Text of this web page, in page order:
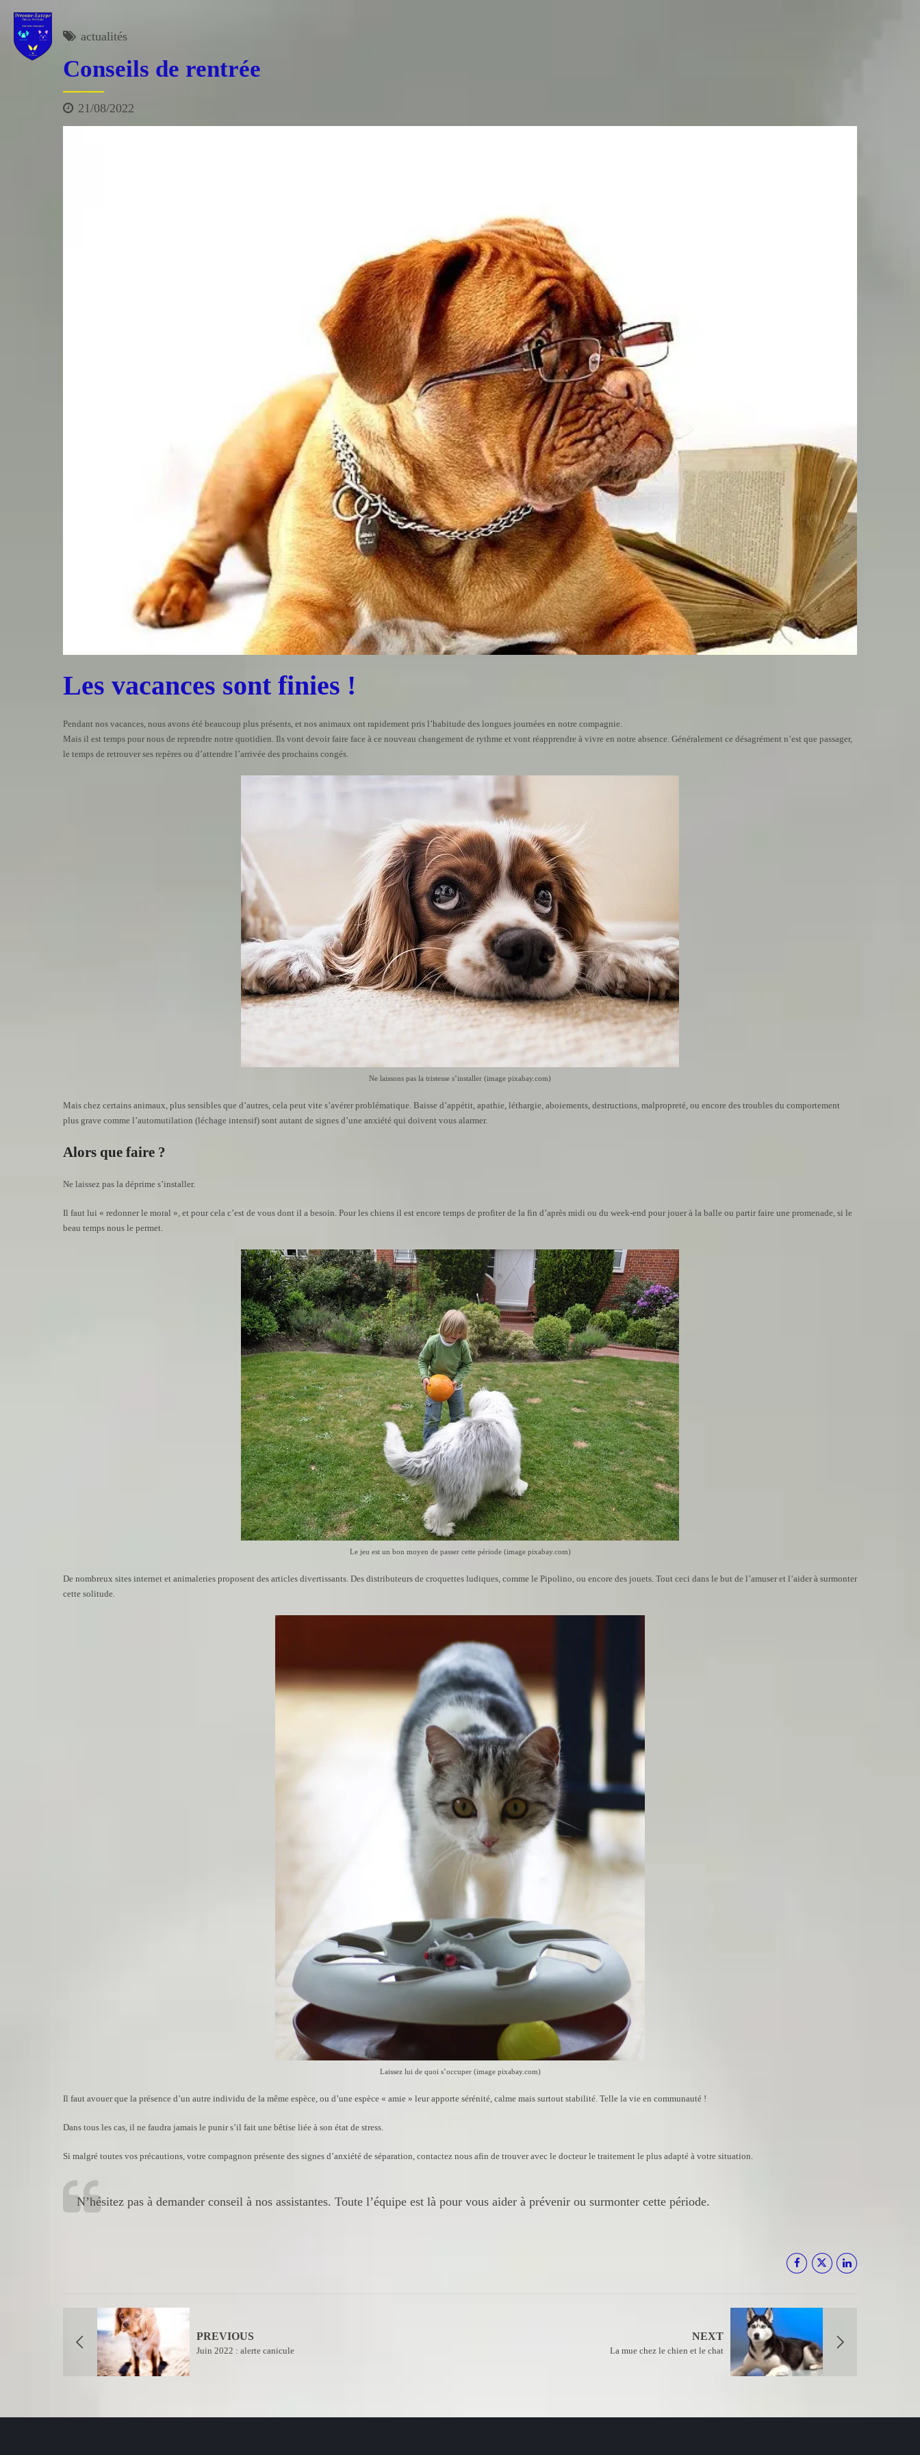
actualités
Conseils de rentrée
21/08/2022
Les vacances sont finies !
Pendant nos vacances, nous avons été beaucoup plus présents, et nos animaux ont rapidement pris l’habitude des longues journées en notre compagnie.
Mais il est temps pour nous de reprendre notre quotidien. Ils vont devoir faire face à ce nouveau changement de rythme et vont réapprendre à vivre en notre absence. Généralement ce désagrément n’est que passager,
le temps de retrouver ses repères ou d’attendre l’arrivée des prochains congés.
Ne laissons pas la tristesse s’installer (image pixabay.com)
Mais chez certains animaux, plus sensibles que d’autres, cela peut vite s’avérer problématique. Baisse d’appétit, apathie, léthargie, aboiements, destructions, malpropreté, ou encore des troubles du comportement
plus grave comme l’automutilation (léchage intensif) sont autant de signes d’une anxiété qui doivent vous alarmer.
Alors que faire ?
Ne laissez pas la déprime s’installer.
Il faut lui « redonner le moral », et pour cela c’est de vous dont il a besoin. Pour les chiens il est encore temps de profiter de la fin d’après midi ou du week-end pour jouer à la balle ou partir faire une promenade, si le
beau temps nous le permet.
Le jeu est un bon moyen de passer cette période (image pixabay.com)
De nombreux sites internet et animaleries proposent des articles divertissants. Des distributeurs de croquettes ludiques, comme le Pipolino, ou encore des jouets. Tout ceci dans le but de l’amuser et l’aider à surmonter
cette solitude.
Laissez lui de quoi s’occuper (image pixabay.com)
Il faut avouer que la présence d’un autre individu de la même espèce, ou d’une espèce « amie » leur apporte sérénité, calme mais surtout stabilité. Telle la vie en communauté !
Dans tous les cas, il ne faudra jamais le punir s’il fait une bêtise liée à son état de stress.
Si malgré toutes vos précautions, votre compagnon présente des signes d’anxiété de séparation, contactez nous afin de trouver avec le docteur le traitement le plus adapté à votre situation.
N’hésitez pas à demander conseil à nos assistantes. Toute l’équipe est là pour vous aider à prévenir ou surmonter cette période.
PREVIOUS
Juin 2022 : alerte canicule
NEXT
La mue chez le chien et le chat